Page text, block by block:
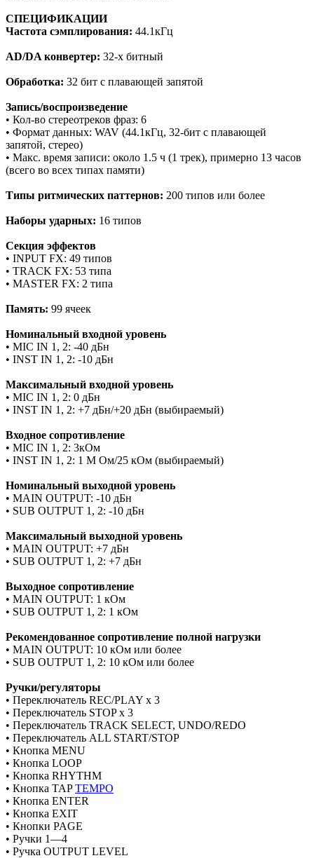
СПЕЦИФИКАЦИИ
Частота сэмплирования: 44.1кГц
AD/DA конвертер: 32-х битный
Обработка: 32 бит с плавающей запятой
Запись/воспроизведение
• Кол-во стереотреков фраз: 6
• Формат данных: WAV (44.1кГц, 32-бит с плавающей
запятой, стерео)
• Макс. время записи: около 1.5 ч (1 трек), примерно 13 часов
(всего во всех типах памяти)
Типы ритмических паттернов: 200 типов или более
Наборы ударных: 16 типов
Секция эффектов
• INPUT FX: 49 типов
• TRACK FX: 53 типа
• MASTER FX: 2 типа
Память: 99 ячеек
Номинальный входной уровень
• MIC IN 1, 2: -40 дБн
• INST IN 1, 2: -10 дБн
Максимальный входной уровень
• MIC IN 1, 2: 0 дБн
• INST IN 1, 2: +7 дБн/+20 дБн (выбираемый)
Входное сопротивление
• MIC IN 1, 2: 3кОм
• INST IN 1, 2: 1 M Ом/25 кОм (выбираемый)
Номинальный выходной уровень
• MAIN OUTPUT: -10 дБн
• SUB OUTPUT 1, 2: -10 дБн
Максимальный выходной уровень
• MAIN OUTPUT: +7 дБн
• SUB OUTPUT 1, 2: +7 дБн
Выходное сопротивление
• MAIN OUTPUT: 1 кОм
• SUB OUTPUT 1, 2: 1 кОм
Рекомендованное сопротивление полной нагрузки
• MAIN OUTPUT: 10 кОм или более
• SUB OUTPUT 1, 2: 10 кОм или более
Ручки/регуляторы
• Переключатель REC/PLAY x 3
• Переключатель STOP x 3
• Переключатель TRACK SELECT, UNDO/REDO
• Переключатель ALL START/STOP
• Кнопка MENU
• Кнопка LOOP
• Кнопка RHYTHM
• Кнопка TAPTEMPO
• Кнопка ENTER
• Кнопка EXIT
• Кнопки PAGE
• Ручки 1—4
• Ручка OUTPUT LEVEL